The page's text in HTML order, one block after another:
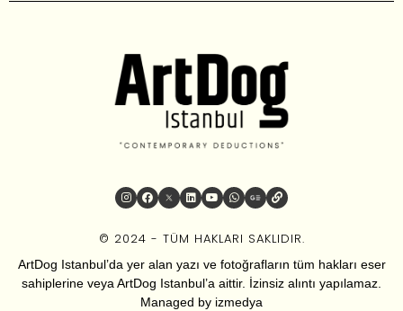
© 2024 - TÜM HAKLARI SAKLIDIR.
ArtDog Istanbul’da yer alan yazı ve fotoğrafların tüm hakları eser
sahiplerine veya ArtDog Istanbul’a aittir. İzinsiz alıntı yapılamaz.
Managed by izmedya